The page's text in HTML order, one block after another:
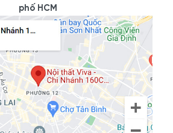
phố HCM